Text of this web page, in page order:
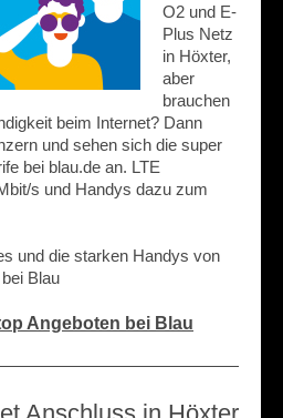
O2 und E-
Plus Netz
in Höxter,
aber
brauchen
beim Internet? Dann
und sehen sich die super
bei blau.de an. LTE
s und Handys dazu zum
und die starken Handys von
Blau
Angeboten bei Blau